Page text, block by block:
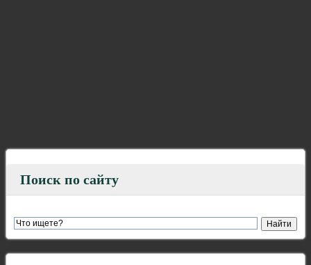
Поиск по сайту